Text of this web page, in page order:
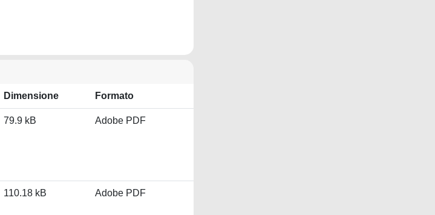
Dimensione Formato
79.9 kB Adobe PDF
110.18 kB Adobe PDF